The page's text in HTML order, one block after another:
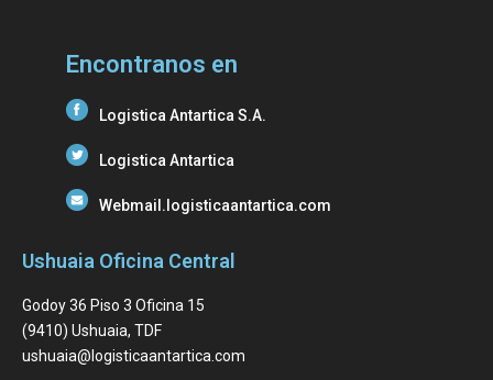
Encontranos en
Logistica Antartica S.A.
Logistica Antartica
Webmail.logisticaantartica.com
Ushuaia Oficina Central
Godoy 36 Piso 3 Oficina 15
(9410) Ushuaia, TDF
ushuaia@logisticaantartica.com